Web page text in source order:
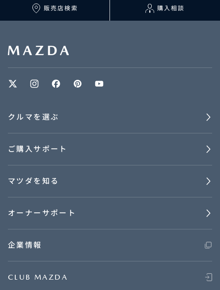
販売店検索
試乗車検索
お問合せ/FAQ
ニュースルーム
販売店検索 購入相談
クルマを選ぶ
ご購入サポート
マツダを知る
オーナーサポート
企業情報
CLUB MAZDA